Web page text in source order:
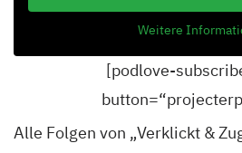
Weitere
[podlove-
Alle Folgen von „Verklickt &